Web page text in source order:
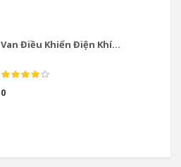
Van Điều Khiển Điện Khí...
0